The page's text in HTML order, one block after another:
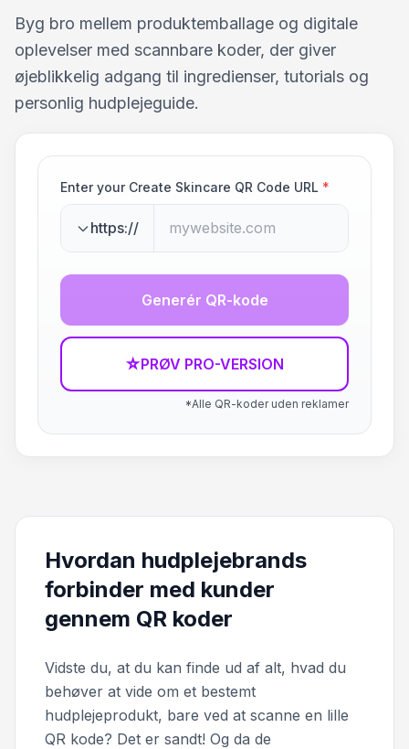
Byg bro mellem produktemballage og digitale
oplevelser med scannbare koder, der giver
øjeblikkelig adgang til ingredienser, tutorials og
personlig hudplejeguide.
Enter your Create Skincare QR Code URL *
https://
Generér QR-kode
☆PRØV PRO-VERSION
*Alle QR-koder uden reklamer
Hvordan hudplejebrands
forbinder med kunder
gennem QR koder
Vidste du, at du kan finde ud af alt, hvad du
behøver at vide om et bestemt
hudplejeprodukt, bare ved at scanne en lille
QR kode? Det er sandt! Og da de